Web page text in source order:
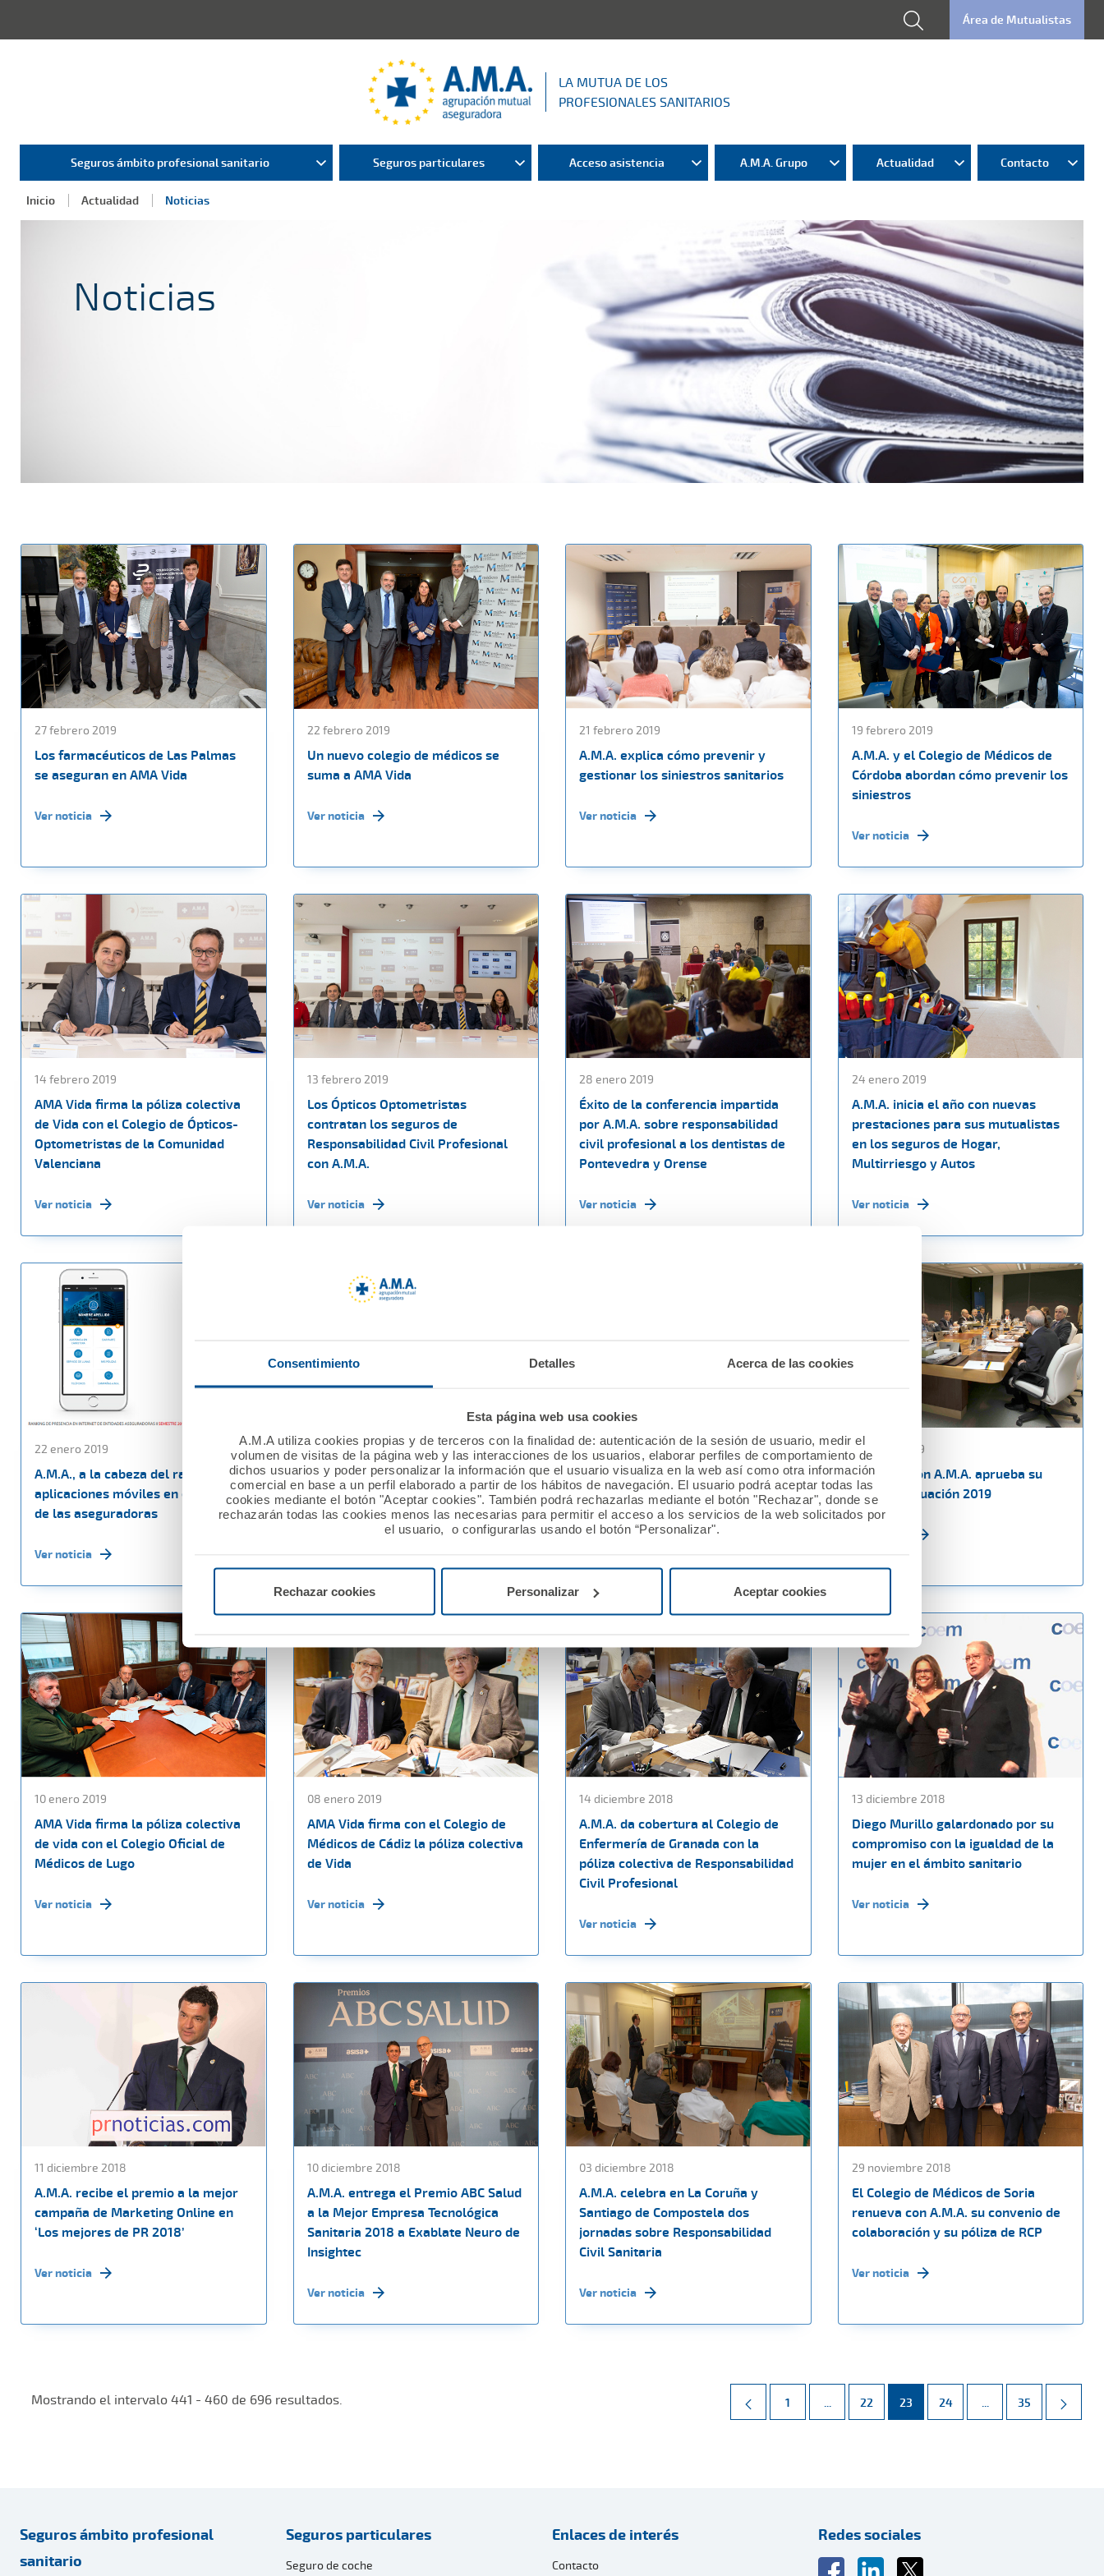
Consentimiento Detalles Acerca de las cookies
Esta página web usa cookies
A.M.A utiliza cookies propias y de terceros con la finalidad de: autenticación de la sesión de usuario, medir el
volumen de visitas de la página web y las interacciones de los usuarios, elaborar perfiles de comportamiento de
dichos usuarios y poder personalizar la información que el usuario visualiza en la web así como otra información
comercial en base a un perfil elaborado a partir de los hábitos de navegación. El usuario podrá aceptar todas las
cookies mediante el botón "Aceptar cookies". También podrá rechazarlas mediante el botón "Rechazar", donde se
rechazarán todas las cookies menos las necesarias para permitir el acceso a los servicios de la web solicitados por
el usuario, o configurarlas usando el botón “Personalizar".
Rechazar cookies Personalizar Aceptar cookies
Área de Mutualistas
LA MUTUA DE LOS
PROFESIONALES SANITARIOS
Seguros ámbito profesional sanitario Seguros particulares Acceso asistencia A.M.A. Grupo Actualidad Contacto
Inicio Actualidad Noticias
Noticias
27 febrero 2019
Los farmacéuticos de Las Palmas
se aseguran en AMA Vida
Ver noticia
22 febrero 2019
Un nuevo colegio de médicos se
suma a AMA Vida
Ver noticia
21 febrero 2019
A.M.A. explica cómo prevenir y
gestionar los siniestros sanitarios
Ver noticia
19 febrero 2019
A.M.A. y el Colegio de Médicos de
Córdoba abordan cómo prevenir los
siniestros
Ver noticia
14 febrero 2019
AMA Vida firma la póliza colectiva
de Vida con el Colegio de Ópticos-
Optometristas de la Comunidad
Valenciana
Ver noticia
13 febrero 2019
Los Ópticos Optometristas
contratan los seguros de
Responsabilidad Civil Profesional
con A.M.A.
Ver noticia
28 enero 2019
Éxito de la conferencia impartida
por A.M.A. sobre responsabilidad
civil profesional a los dentistas de
Pontevedra y Orense
Ver noticia
24 enero 2019
A.M.A. inicia el año con nuevas
prestaciones para sus mutualistas
en los seguros de Hogar,
Multirriesgo y Autos
Ver noticia
22 enero 2019
A.M.A., a la cabeza del ranking de
aplicaciones móviles en el sector
de las aseguradoras
Ver noticia
21 enero 2019
Los enfermeros de Toledo se suman
al seguro de Responsabilidad Civil
Profesional de A.M.A.
17 enero 2019
Continúa el crecimiento fulgurante
de Ama Vida con la suma de tres
nuevos Colegios de Médicos
14 enero 2019
La Fundación A.M.A. aprueba su
Plan de Actuación 2019
10 enero 2019
AMA Vida firma la póliza colectiva
de vida con el Colegio Oficial de
Médicos de Lugo
Ver noticia
08 enero 2019
AMA Vida firma con el Colegio de
Médicos de Cádiz la póliza colectiva
de Vida
Ver noticia
14 diciembre 2018
A.M.A. da cobertura al Colegio de
Enfermería de Granada con la
póliza colectiva de Responsabilidad
Civil Profesional
Ver noticia
13 diciembre 2018
Diego Murillo galardonado por su
compromiso con la igualdad de la
mujer en el ámbito sanitario
Ver noticia
11 diciembre 2018
A.M.A. recibe el premio a la mejor
campaña de Marketing Online en
‘Los mejores de PR 2018’
Ver noticia
10 diciembre 2018
A.M.A. entrega el Premio ABC Salud
a la Mejor Empresa Tecnológica
Sanitaria 2018 a Exablate Neuro de
Insightec
Ver noticia
03 diciembre 2018
A.M.A. celebra en La Coruña y
Santiago de Compostela dos
jornadas sobre Responsabilidad
Civil Sanitaria
Ver noticia
29 noviembre 2018
El Colegio de Médicos de Soria
renueva con A.M.A. su convenio de
colaboración y su póliza de RCP
Ver noticia
Mostrando el intervalo 441 - 460 de 696 resultados. Página
1 ... Páginas intermedias Use TAB para desplazarse.
Página
22 Página
23 Página
24 ... Páginas intermedias
Página
35
Seguros ámbito profesional
sanitario
Seguros particulares
Seguro de coche
Enlaces de interés
Contacto
Redes sociales